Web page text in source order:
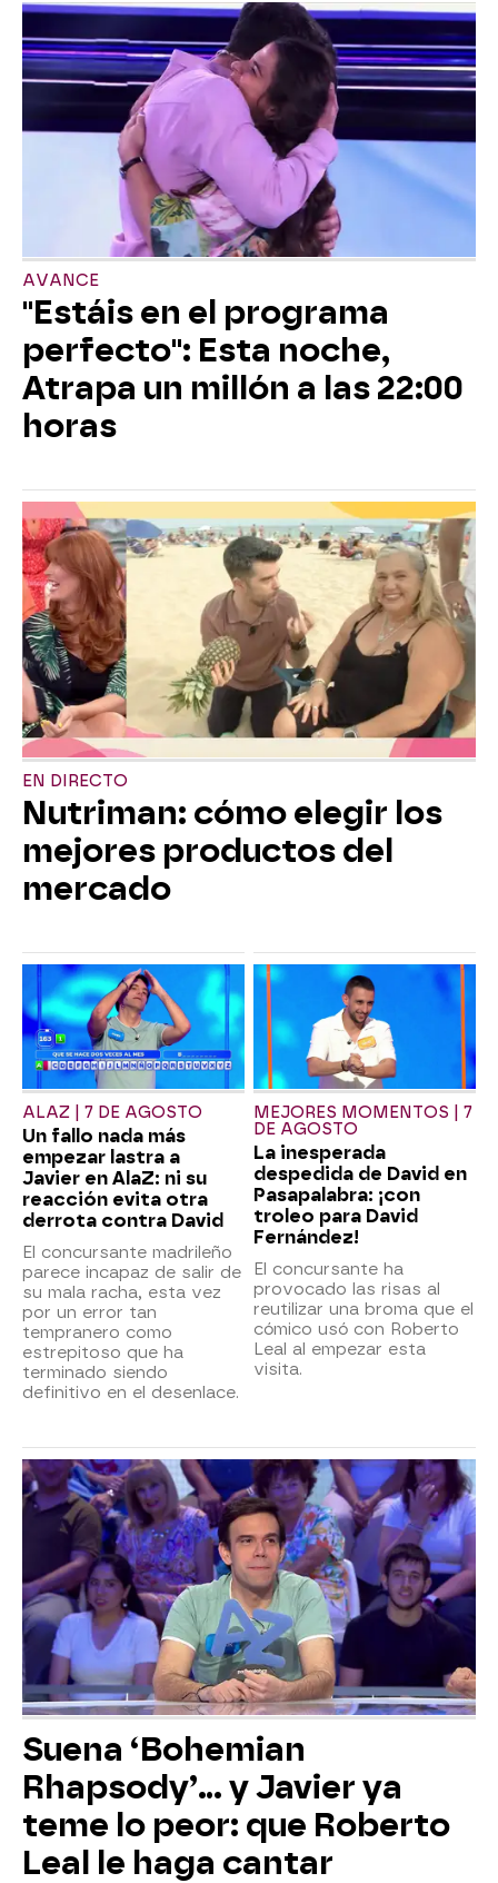
AVANCE
"Estáis en el programa
perfecto": Esta noche,
Atrapa un millón a las 22:00
horas
EN DIRECTO
Nutriman: cómo elegir los
mejores productos del
mercado
ALAZ | 7 DE AGOSTO
Un fallo nada más
empezar lastra a
Javier en AlaZ: ni su
reacción evita otra
derrota contra David
El concursante madrileño
parece incapaz de salir de
su mala racha, esta vez
por un error tan
tempranero como
estrepitoso que ha
terminado siendo
definitivo en el desenlace.
MEJORES MOMENTOS | 7
DE AGOSTO
La inesperada
despedida de David en
Pasapalabra: ¡con
troleo para David
Fernández!
El concursante ha
provocado las risas al
reutilizar una broma que el
cómico usó con Roberto
Leal al empezar esta
visita.
Suena ‘Bohemian
Rhapsody’... y Javier ya
teme lo peor: que Roberto
Leal le haga cantar